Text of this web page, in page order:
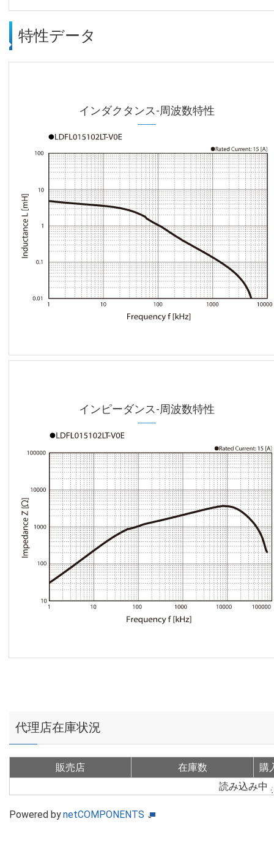
特性データ
インダクタンス-周波数特性
インピーダンス-周波数特性
代理店在庫状況
販売店 在庫数
購
読み込み中
Powered bynetCOMPONENTS